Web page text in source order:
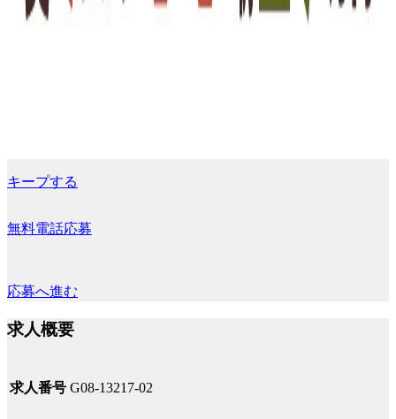
キープする
無料電話応募
応募へ進む
求人概要
求人番号 G08-13217-02